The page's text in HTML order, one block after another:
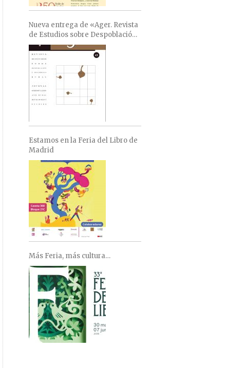
FACEBOOK
TWITTER
Nueva entrega de «Ager. Revista
de Estudios sobre Despoblación
y Desarrollo Rural»
Estamos en la Feria del Libro de
Madrid
Más Feria, más cultura…